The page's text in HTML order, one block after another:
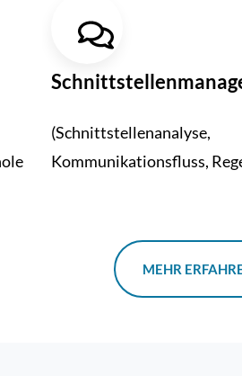
(Schnittstellenanalyse,
Kommunikationsfluss,
MEHR